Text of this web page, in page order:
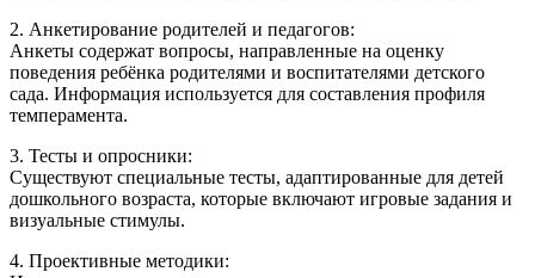
2. Анкетирование родителей и педагогов:
Анкеты содержат вопросы, направленные на оценку
поведения ребёнка родителями и воспитателями детского
сада. Информация используется для составления профиля
темперамента.
3. Тесты и опросники:
Существуют специальные тесты, адаптированные для детей
дошкольного возраста, которые включают игровые задания и
визуальные стимулы.
4. Проективные методики: